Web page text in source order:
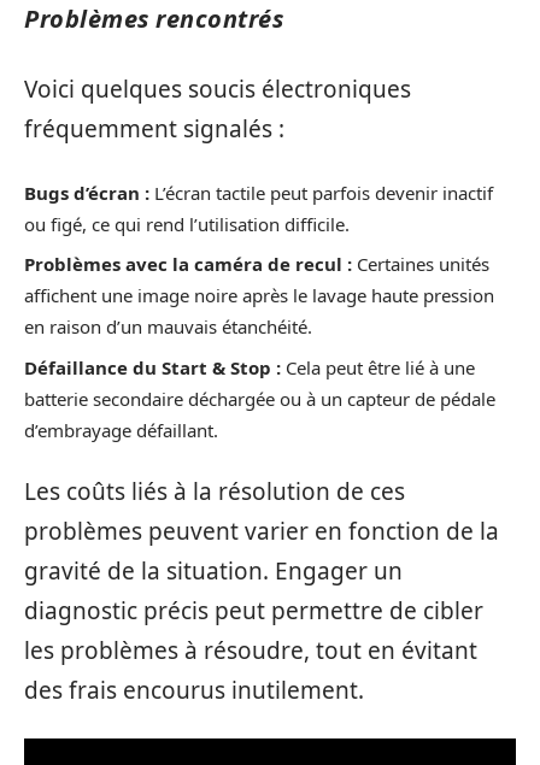
Problèmes rencontrés
Voici quelques soucis électroniques
fréquemment signalés :
Bugs d’écran : L’écran tactile peut parfois devenir inactif
ou figé, ce qui rend l’utilisation difficile.
Problèmes avec la caméra de recul : Certaines unités
affichent une image noire après le lavage haute pression
en raison d’un mauvais étanchéité.
Défaillance du Start & Stop : Cela peut être lié à une
batterie secondaire déchargée ou à un capteur de pédale
d’embrayage défaillant.
Les coûts liés à la résolution de ces
problèmes peuvent varier en fonction de la
gravité de la situation. Engager un
diagnostic précis peut permettre de cibler
les problèmes à résoudre, tout en évitant
des frais encourus inutilement.